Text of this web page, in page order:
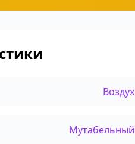
Воздух
Мутабельный